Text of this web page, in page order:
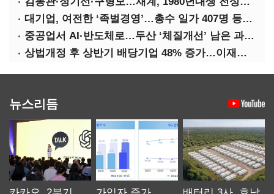
대기업, 여전한 ‘족벌경영’…총수 일가 407명 등기임원
중공업서 AI·반도체로…두산 ‘체질개선’ 남은 과제는
상법개정 후 상반기 배당기업 48% 증가…이재용 배당액 728억 1위
뉴스리듬